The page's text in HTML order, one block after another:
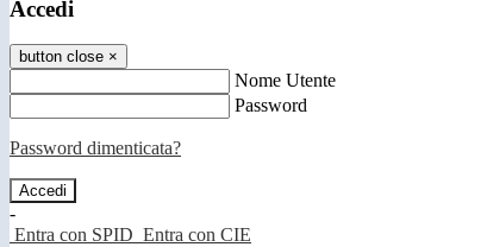
Accedi
button close ×
Nome Utente
Password
Password dimenticata?
-
Entra con SPID Entra con CIE